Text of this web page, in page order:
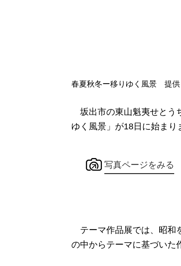
春夏秋冬ー移りゆく風景 提供
坂出市の東山魁夷せとう
ゆく風景」が18日に始まり
写真ページをみる
テーマ作品展では、 昭和
の中からテーマに基づいた